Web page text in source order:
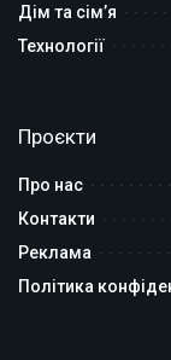
Дім та сім’я
Технології
Проєкти
Про нас
Контакти
Реклама
Політика